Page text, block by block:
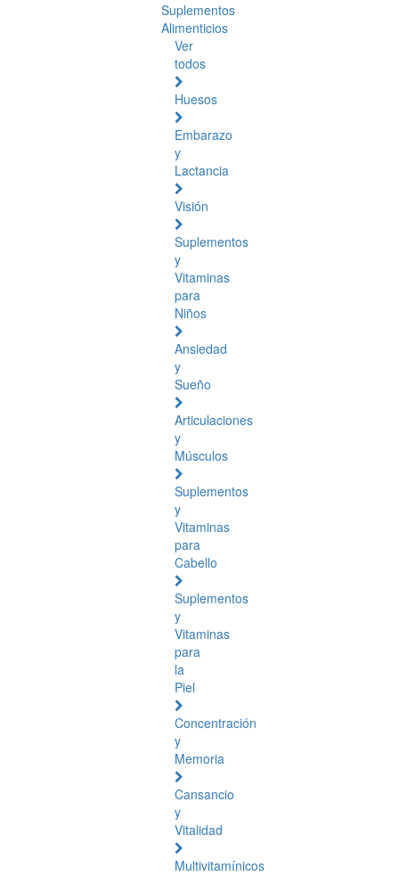
Suplementos
Alimenticios
Ver
todos
Huesos
Embarazo
y
Lactancia
Visión
Suplementos
y
Vitaminas
para
Niños
Ansiedad
y
Sueño
Articulaciones
y
Músculos
Suplementos
y
Vitaminas
para
Cabello
Suplementos
y
Vitaminas
para
la
Piel
Concentración
y
Memoria
Cansancio
y
Vitalidad
Multivitamínicos